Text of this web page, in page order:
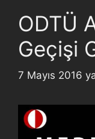
ODTÜ
Geçişi
7 Mayıs 2016